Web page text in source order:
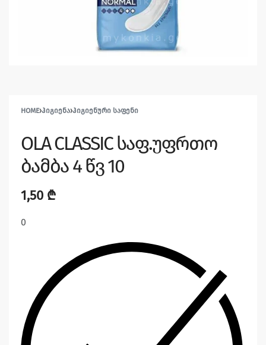
HOME›ᲰᲘᲒᲘᲔᲜᲐ›ᲰᲘᲒᲘᲔᲜᲣᲠᲘ ᲡᲐᲤᲔᲜᲘ
OLA CLASSIC საფ.უფრთო
ბამბა 4 წვ 10
1,50 ₾
0